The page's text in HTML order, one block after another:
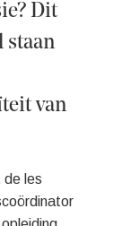
Dit
staan
van
de les